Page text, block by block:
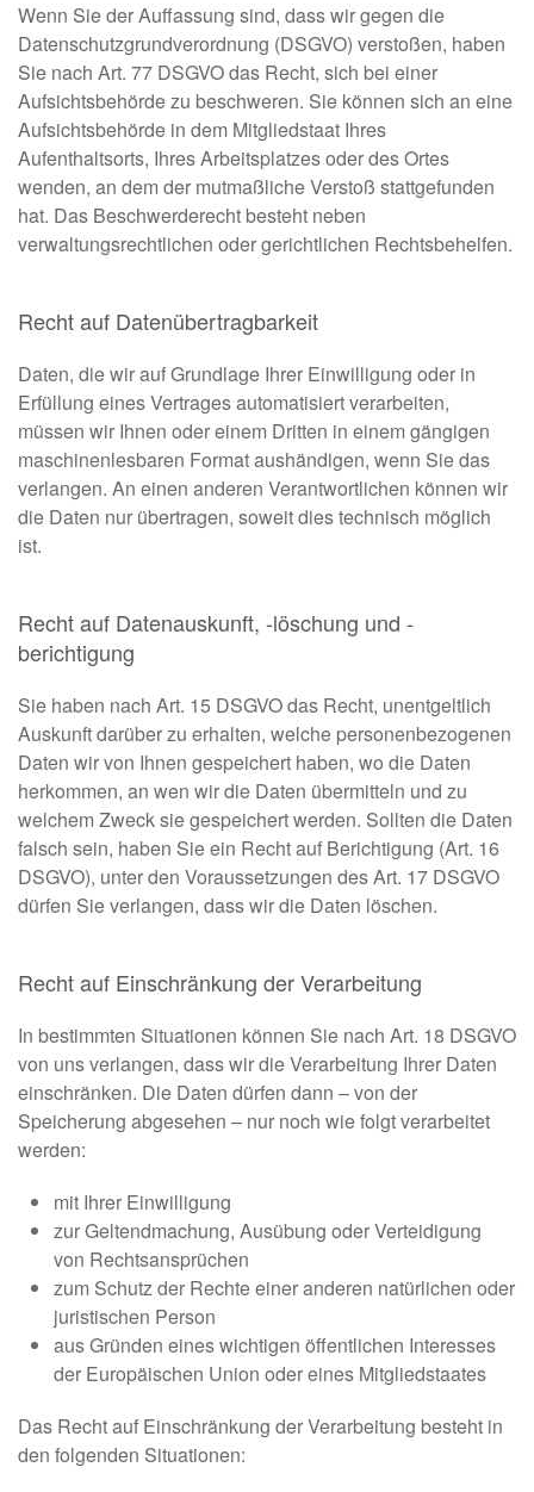
Wenn Sie der Auffassung sind, dass wir gegen die
Datenschutzgrundverordnung (DSGVO) verstoßen, haben
Sie nach Art. 77 DSGVO das Recht, sich bei einer
Aufsichtsbehörde zu beschweren. Sie können sich an eine
Aufsichtsbehörde in dem Mitgliedstaat Ihres
Aufenthaltsorts, Ihres Arbeitsplatzes oder des Ortes
wenden, an dem der mutmaßliche Verstoß stattgefunden
hat. Das Beschwerderecht besteht neben
verwaltungsrechtlichen oder gerichtlichen Rechtsbehelfen.
Recht auf Datenübertragbarkeit
Daten, die wir auf Grundlage Ihrer Einwilligung oder in
Erfüllung eines Vertrages automatisiert verarbeiten,
müssen wir Ihnen oder einem Dritten in einem gängigen
maschinenlesbaren Format aushändigen, wenn Sie das
verlangen. An einen anderen Verantwortlichen können wir
die Daten nur übertragen, soweit dies technisch möglich
ist.
Recht auf Datenauskunft, -löschung und -
berichtigung
Sie haben nach Art. 15 DSGVO das Recht, unentgeltlich
Auskunft darüber zu erhalten, welche personenbezogenen
Daten wir von Ihnen gespeichert haben, wo die Daten
herkommen, an wen wir die Daten übermitteln und zu
welchem Zweck sie gespeichert werden. Sollten die Daten
falsch sein, haben Sie ein Recht auf Berichtigung (Art. 16
DSGVO), unter den Voraussetzungen des Art. 17 DSGVO
dürfen Sie verlangen, dass wir die Daten löschen.
Recht auf Einschränkung der Verarbeitung
In bestimmten Situationen können Sie nach Art. 18 DSGVO
von uns verlangen, dass wir die Verarbeitung Ihrer Daten
einschränken. Die Daten dürfen dann – von der
Speicherung abgesehen – nur noch wie folgt verarbeitet
werden:
mit Ihrer Einwilligung
zur Geltendmachung, Ausübung oder Verteidigung
von Rechtsansprüchen
zum Schutz der Rechte einer anderen natürlichen oder
juristischen Person
aus Gründen eines wichtigen öffentlichen Interesses
der Europäischen Union oder eines Mitgliedstaates
Das Recht auf Einschränkung der Verarbeitung besteht in
den folgenden Situationen: